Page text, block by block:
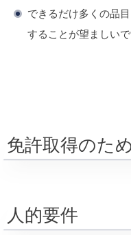
できるだけ多くの品
することが望ましいで
免許取得のた
人的要件